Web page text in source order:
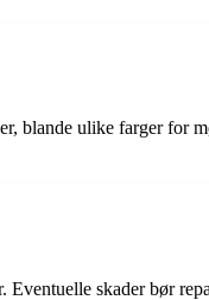
blande ulike farger for
skader bør